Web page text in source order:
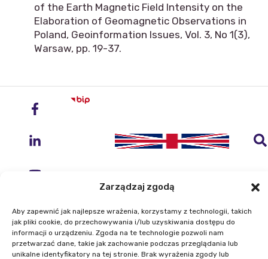
Zarządzaj zgodą
Aby zapewnić jak najlepsze wrażenia, korzystamy z technologii, takich
jak pliki cookie, do przechowywania i/lub uzyskiwania dostępu do
informacji o urządzeniu. Zgoda na te technologie pozwoli nam
przetwarzać dane, takie jak zachowanie podczas przeglądania lub
unikalne identyfikatory na tej stronie. Brak wyrażenia zgody lub
of the Earth Magnetic Field Intensity on the
Elaboration of Geomagnetic Observations in
Poland, Geoinformation Issues, Vol. 3, No 1(3),
Warsaw, pp. 19-37.
Instytut Geodezji i Kartografii
ul. Zygmunta Modzelewskiego 27
02-679 Warszawa